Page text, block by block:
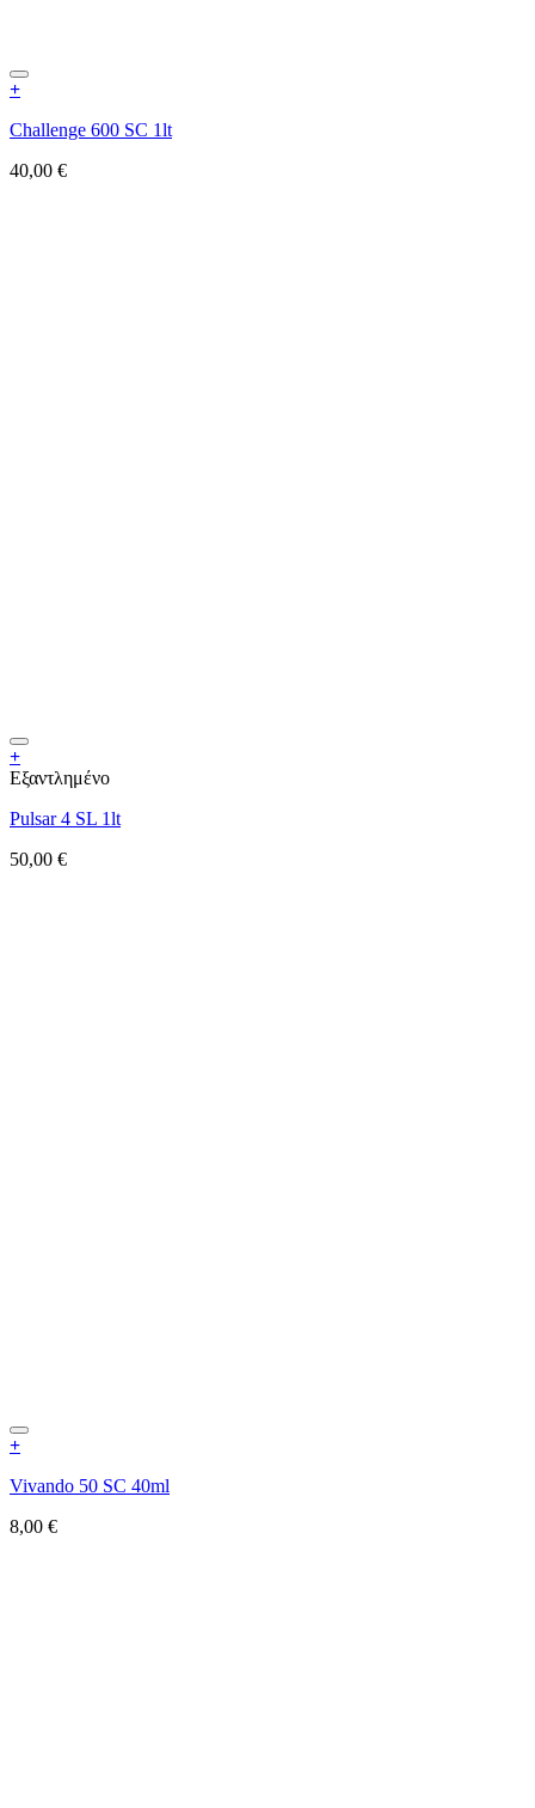
+
Challenge 600 SC 1lt
40,00 €
+
Εξαντλημένο
Pulsar 4 SL 1lt
50,00 €
+
Vivando 50 SC 40ml
8,00 €